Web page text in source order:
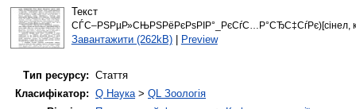
Текст
СЃС–РЅРµР»СЊРЅРёРєРѕРІР°_РєСѓС…Р°СЂС‡СѓРє)[сінел,
Завантажити (262kB)| Preview
Тип ресурсу: Стаття
Класифікатор: Q Наука> QL Зоологія